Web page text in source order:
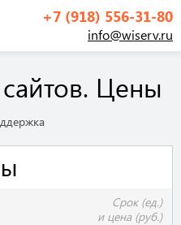
+7 (918) 556-31-80
info@wiserv.ru
Цены
Срок (ед.)
и цена (руб.)